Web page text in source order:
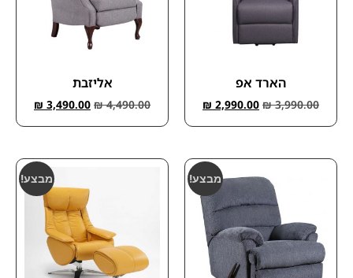
הארד אפ
₪3,990.00
₪ 2,990.00
אליזבת
₪4,490.00
₪ 3,490.00
מבצע! מבצע!